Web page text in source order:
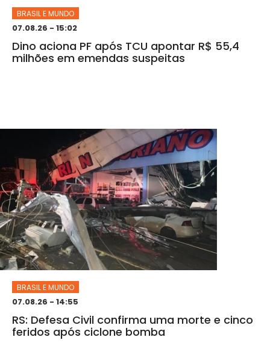
BRASIL E MUNDO
07.08.26 - 15:02
Dino aciona PF após TCU apontar R$ 55,4
milhões em emendas suspeitas
BRASIL E MUNDO
07.08.26 - 14:55
RS: Defesa Civil confirma uma morte e cinco
feridos após ciclone bomba